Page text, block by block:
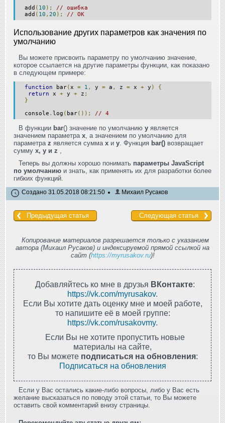
add ( 10 );
// ошибка
add ( 10 , 20 ); // OK
Использование других параметров как значения по
умолчанию
Вы можете присвоить параметру по умолчанию значение,
которое ссылается на другие параметры функции, как показано
в следующем примере:
function bar( x = 1 , y = a , z = x + y )
{
return x + y + z ;
}
console . log ( bar()); // 4
В функции bar() значение по умолчанию y является
значением параметра x, а значением по умолчанию для
параметра z является сумма x и y. Функция bar() возвращает
сумму x, y и z ,
Теперь вы должны хорошо понимать параметры JavaScript
по умолчанию и знать, как применять их для разработки более
гибких функций.
Создано 31.05.2018 08:21:50 Михаил Русаков
Предыдущая статья Следующая статья
Копирование материалов разрешается только с указанием
автора (Михаил Русаков) и индексируемой прямой ссылкой на
сайт (https://myrusakov.ru)!
Добавляйтесь ко мне в друзья ВКонтакте:
https://vk.com/myrusakov.
Если Вы хотите дать оценку мне и моей работе,
то напишите её в моей группе:
https://vk.com/rusakovmy.
Если Вы не хотите пропустить новые
материалы на сайте,
то Вы можете подписаться на обновления:
Подписаться на обновления
Если у Вас остались какие-либо вопросы, либо у Вас есть
желание высказаться по поводу этой статьи, то Вы можете
оставить свой комментарий внизу страницы.